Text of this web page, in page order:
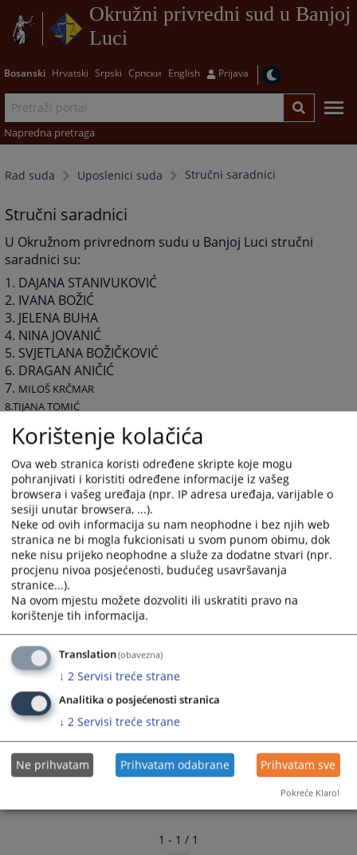
Okružni privredni sud u Banjoj
Luci
Bosanski Hrvatski Srpski Српски English Prijava
Napredna pretraga
Rad suda Uposlenici suda Stručni saradnici
Stručni saradnici
U Okružnom privrednom sudu u Banjoj Luci stručni
saradnici su:
1. DAJANA STANIVUKOVIĆ
2. IVANA BOŽIĆ
3. JELENA BUHA
4. NINA JOVANIĆ
5. SVJETLANA BOŽIČKOVIĆ
6. DRAGAN ANIČIĆ
7. MILOŠ KRČMAR
8.TIJANA TOMIĆ
9.KRISTINA ĐURIĆ
4650PREGLEDA
1 - 1 / 1
Korištenje kolačića
Ova web stranica koristi određene skripte koje mogu
pohranjivati i koristiti određene informacije iz vašeg
browsera i vašeg uređaja (npr. IP adresa uređaja, varijable o
sesiji unutar browsera, ...).
Neke od ovih informacija su nam neophodne i bez njih web
stranica ne bi mogla fukcionisati u svom punom obimu, dok
neke nisu prijeko neophodne a služe za dodatne stvari (npr.
procjenu nivoa posjećenosti, budućeg usavršavanja
stranice...).
Na ovom mjestu možete dozvoliti ili uskratiti pravo na
korištenje tih informacija.
Translation(obavezna)
↓ 2 Servisi treće strane
Analitika o posjećenosti stranica
↓ 2 Servisi treće strane
Ne prihvatam Prihvatam odabrane Prihvatam sve
Pokreće Klaro!